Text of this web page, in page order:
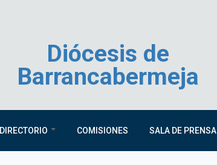
Diócesis de
Barrancabermeja
DIRECTORIO COMISIONES SALA DE PRENSA